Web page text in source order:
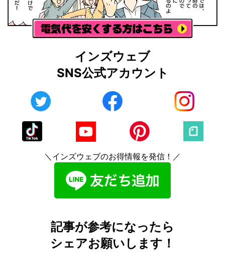
インズウェブ
SNS公式アカウント
＼インズウェブのお得情報を発信！／
記事が参考になったら
シェアお願いします！